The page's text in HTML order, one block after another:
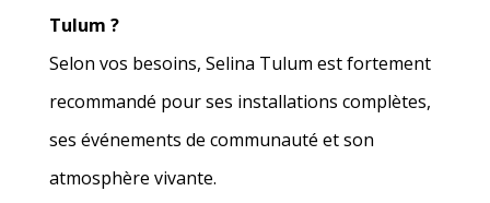
Tulum ?
Selon vos besoins, Selina Tulum est fortement
recommandé pour ses installations complètes,
ses événements de communauté et son
atmosphère vivante.